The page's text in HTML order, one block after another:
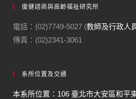
復健諮商與高齡福祉研究所
電話：(02)7749-5027 (教師及行政人
傳真：(02)2341-3061
系所位置及交通
本系所位置：106 臺北市大安區和平